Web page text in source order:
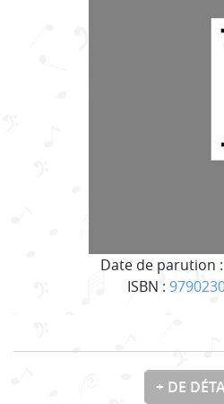
Date de parution :
ISBN :
+ DE